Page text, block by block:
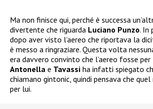
Ma non finisce qui, perché è successa
divertente che riguarda Luciano Punzo. In
dopo aver visto l’aereo che riportava la
è messo a ringraziare. Questa volta
era davvero convinto che l’aereo fosse per
Antonella e Tavassi ha infatti spiegato
chiamano gintonic, quindi pensava che
per lui.